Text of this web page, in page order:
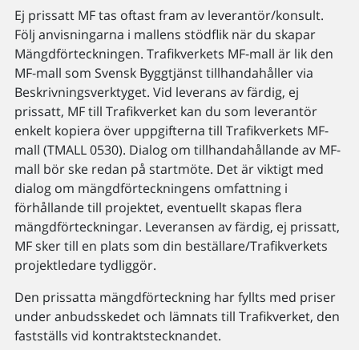
Ej prissatt MF tas oftast fram av leverantör/konsult.
Följ anvisningarna i mallens stödflik när du skapar
Mängdförteckningen. Trafikverkets MF-mall är lik den
MF-mall som Svensk Byggtjänst tillhandahåller via
Beskrivningsverktyget. Vid leverans av färdig, ej
prissatt, MF till Trafikverket kan du som leverantör
enkelt kopiera över uppgifterna till Trafikverkets MF-
mall (TMALL 0530). Dialog om tillhandahållande av MF-
mall bör ske redan på startmöte. Det är viktigt med
dialog om mängdförteckningens omfattning i
förhållande till projektet, eventuellt skapas flera
mängdförteckningar. Leveransen av färdig, ej prissatt,
MF sker till en plats som din beställare/Trafikverkets
projektledare tydliggör.
Den prissatta mängdförteckning har fyllts med priser
under anbudsskedet och lämnats till Trafikverket, den
fastställs vid kontraktstecknandet.